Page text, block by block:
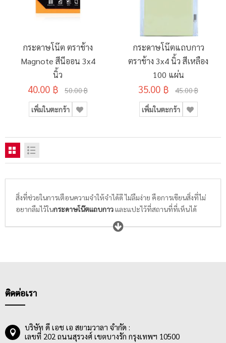
กระดาษโน๊ต ตราช้าง
Magnote สีนีออน 3x4
นิ้ว
40.00 ฿ 50.00 ฿
เพิ่มในตะกร้า
กระดาษโน๊ตแถบกาว
ตราช้าง 3x4 นิ้ว สีเหลือง
100 แผ่น
35.00 ฿ 45.00 ฿
เพิ่มในตะกร้า
สิ่งที่ช่วยในการเตือนความจำให้จำได้ดี ไม่ลืมง่าย คือการเขียนสิ่งที่ไม่
อยากลืมไว้ในกระดาษโน๊ตแถบกาวและแปะไว้ที่สถานที่ที่เห็นได้
ชัดเจน เช่น ตามโต๊ะทำงาน ผนังห้องประชุม หรือบนสมุดบันทึกส่วน
ตัว และหากต้องการจะย้ำเตือนสิ่งที่จดไว้ในสมุดบันทึกเล่มโปรดก็
ใหม่ได้หลายครั้ง ไม่ทิ้งคราบกาว หรือทำให้พื้นผิวเกิดความเสียหาย
ติดต่อเรา
บริษัท ดี เอช เอ สยามวาลา จำกัด :
เลขที่ 202 ถนนสุรวงศ์ เขตบางรัก กรุงเทพฯ 10500